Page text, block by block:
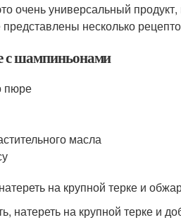
очень универсальный
несколько
с шампиньонами
пюре
масла
на крупной терке и
натереть на крупной терке и